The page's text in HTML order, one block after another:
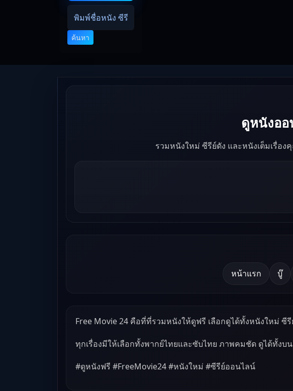
ค้นหา
ดูหนังอ
รวมหนังใหม่ ซีรีย์ดัง และหนังเต็มเรื่อ
หน้าแรก บู๊
Free Movie 24 คือที่ที่รวมหนังให้ดูฟรี เลือกดูได้ทั้งหนังใหม่ ซีรี
ทุกเรื่องมีให้เลือกทั้งพากย์ไทยและซับไทย ภาพคมชัด ดูได้ทั้ง
#ดูหนังฟรี #FreeMovie24 #หนังใหม่ #ซีรีย์ออนไลน์